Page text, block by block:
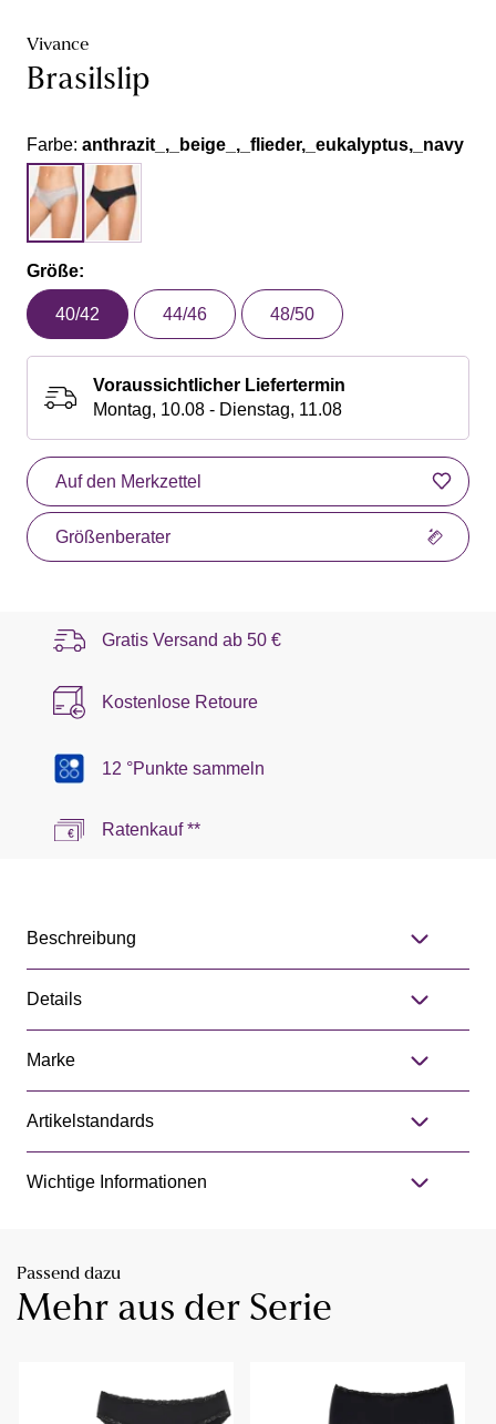
Vivance
Brasilslip
Farbe: anthrazit_,_beige_,_flieder,_eukalyptus,_navy
Größe:
40/42 44/46 48/50
Voraussichtlicher Liefertermin
Montag, 10.08 - Dienstag, 11.08
Auf den Merkzettel
Größenberater
Gratis Versand ab 50 €
Kostenlose Retoure
12 °Punkte sammeln
Ratenkauf **
Beschreibung
Details
Marke
Artikelstandards
Wichtige Informationen
Passend dazu
Mehr aus der Serie